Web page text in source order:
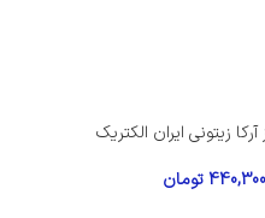
زیتونی ایران الکتریک
440,300تومان